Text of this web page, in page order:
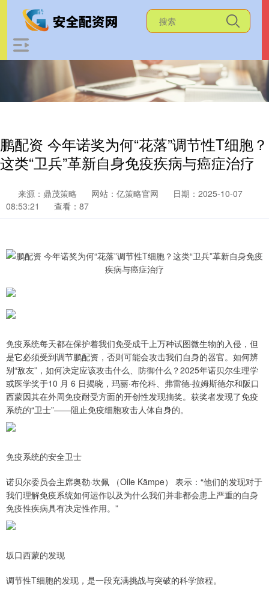
鹏配资 今年诺奖为何“花落”调节性T细胞？
这类“卫兵”革新自身免疫疾病与癌症治疗
来源：鼎茂策略 网站：亿策略官网
日期：2025-10-07
08:53:21
查看：87
免疫系统每天都在保护着我们免受成千上万种试图微生物的入侵，但
是它必须受到调节鹏配资，否则可能会攻击我们自身的器官。如何辨
别“敌友”，如何决定应该攻击什么、防御什么？2025年诺贝尔生理学
或医学奖于10 月 6 日揭晓，玛丽·布伦科、弗雷德·拉姆斯德尔和阪口
西蒙因其在外周免疫耐受方面的开创性发现摘奖。获奖者发现了免疫
系统的“卫士”——阻止免疫细胞攻击人体自身的。
免疫系统的安全卫士
诺贝尔委员会主席奥勒·坎佩 （Olle Kämpe） 表示：“他们的发现对于
我们理解免疫系统如何运作以及为什么我们并非都会患上严重的自身
免疫性疾病具有决定性作用。”
坂口西蒙的发现
调节性T细胞的发现，是一段充满挑战与突破的科学旅程。